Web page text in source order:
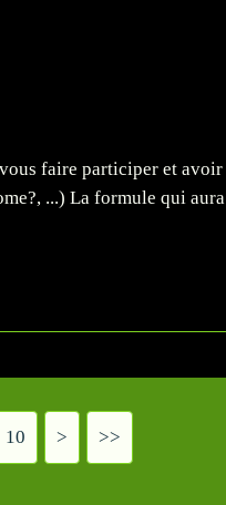
faire participer et avoir
...) La formule qui aura
10 > >>